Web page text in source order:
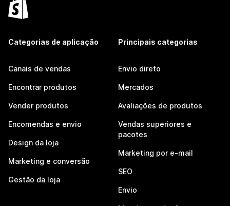
Categorias de aplicação
Canais de vendas
Encontrar produtos
Vender produtos
Encomendas e envio
Design da loja
Marketing e conversão
Gestão da loja
Principais categorias
Envio direto
Mercados
Avaliações de produtos
Vendas superiores e
pacotes
Marketing por e-mail
SEO
Envio